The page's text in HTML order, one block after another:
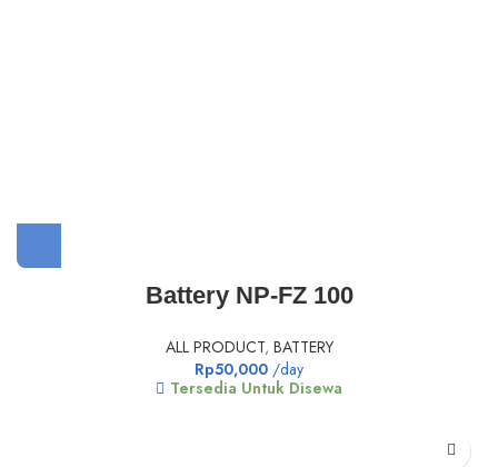
Battery NP-FZ 100
ALL PRODUCT, BATTERY
Rp50,000 /day
Tersedia Untuk Disewa